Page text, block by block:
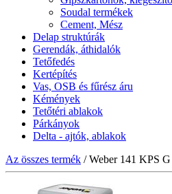
Soudal termékek
Cement, Mész
Delap struktúrák
Gerendák, áthidalók
Tetőfedés
Kertépítés
Vas, OSB és fűrész áru
Kémények
Tetőtéri ablakok
Párkányok
Delta - ajtók, ablakok
Az összes termék / Weber 141 KPS